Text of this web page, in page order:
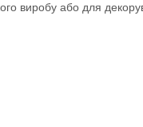
виробу або для